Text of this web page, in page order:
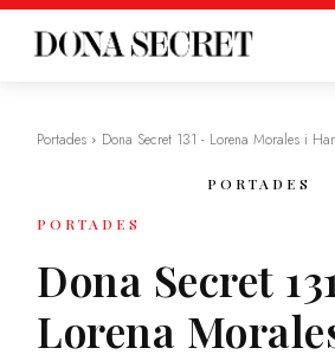
Portades Dona Secret 131 - Lorena Morales i
PORTADES
PORTADES
Dona Secret
Lorena